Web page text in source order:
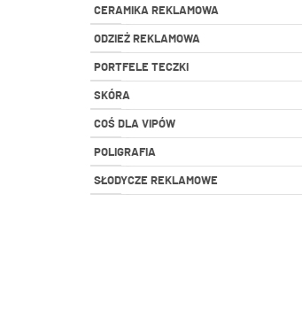
CERAMIKA REKLAMOWA
ODZIEŻ REKLAMOWA
PORTFELE TECZKI
SKÓRA
COŚ DLA VIPÓW
POLIGRAFIA
SŁODYCZE REKLAMOWE